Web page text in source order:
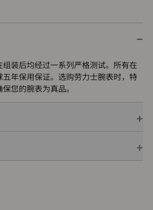
装后均经过一系列严格测试。所有在
年保用保证。选购劳力士腕表时，特
您的腕表为真品。
印章，此印章是超卓天文台精密时计